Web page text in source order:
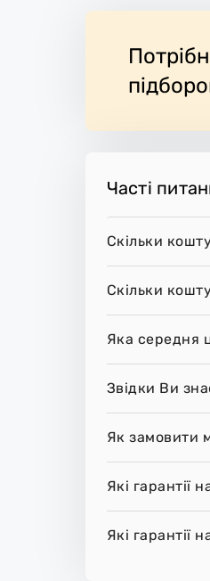
ка в
ли.
ісце.
Часті
Скільки
Скільки
Яка середня
Звідки Ви
Як замовити
Які гарантії
Які гарантії